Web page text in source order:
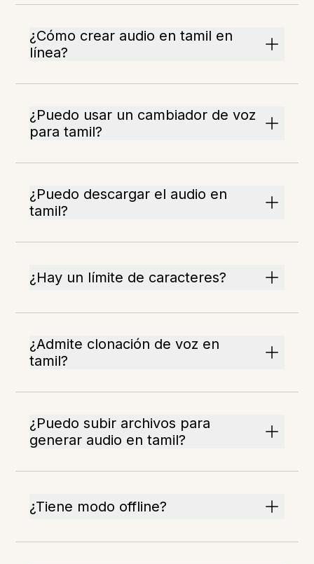
¿Cómo crear audio en tamil en
línea?
¿Puedo usar un cambiador de voz
para tamil?
¿Puedo descargar el audio en
tamil?
¿Hay un límite de caracteres?
¿Admite clonación de voz en
tamil?
¿Puedo subir archivos para
generar audio en tamil?
¿Tiene modo offline?